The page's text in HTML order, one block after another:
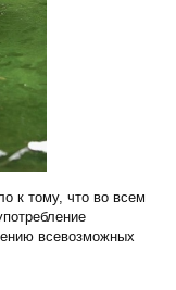
к тому, что во всем
всевозможных